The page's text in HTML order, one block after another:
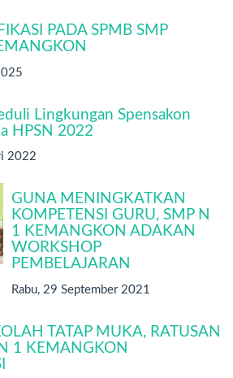
PADA SPMB SMP
Lingkungan Spensakon
HPSN 2022
2022
GUNA MENINGKATKAN
KOMPETENSI GURU, SMP N
1 KEMANGKON ADAKAN
WORKSHOP
PEMBELAJARAN
Rabu, 29 September 2021
TATAP MUKA, RATUSAN
1 KEMANGKON